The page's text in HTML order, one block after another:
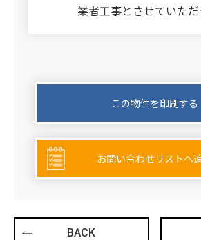
業者工事とさせていた
この物件を印刷する
お問い合わせリストへ
BACK